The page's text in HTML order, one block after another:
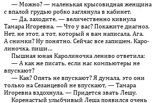
— Можно? — маленькая крысовидная женщина
с впалой грудью робко заглянула в кабинет.
— Да, заходите, — величественно кивнула
Тамара Игоревна. — Что у вас? Покажите диагноз.
Нет, не этот, а тот, который я вам на­писала. Ага.
А снимки? Ну понятно. Сейчас все запишем. Ка­ро­
ли­ночка, пиши…
Пышная юная Каролиночка лениво ответила:
— А как же писать, если нас компьютеры не
впускают?
— Как? Опять не впускают? Я думала, это они
только на Се­зан­це­вой не впускают, — Тамара
Игоревна вздохнула. — Придется звать Лешу.
Коренастый улыбчивый Леша появился очень